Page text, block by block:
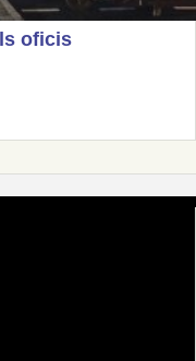
oficis